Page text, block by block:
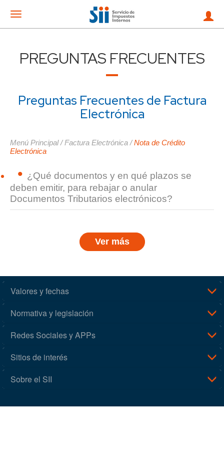
PREGUNTAS FRECUENTES
Preguntas Frecuentes de Factura
Electrónica
Menú Principal/Factura Electrónica /Nota de Crédito
Electrónica
¿Qué documentos y en qué plazos se
deben emitir, para rebajar o anular
Documentos Tributarios electrónicos?
Ver más
Valores y fechas
Normativa y legislación
Redes Sociales y APPs
Sitios de interés
Sobre el SII
Mostrar
menu